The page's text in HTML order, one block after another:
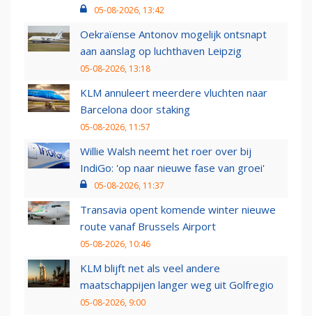
05-08-2026, 13:42
Oekraïense Antonov mogelijk ontsnapt
aan aanslag op luchthaven Leipzig
05-08-2026, 13:18
KLM annuleert meerdere vluchten naar
Barcelona door staking
05-08-2026, 11:57
Willie Walsh neemt het roer over bij
IndiGo: 'op naar nieuwe fase van groei'
05-08-2026, 11:37
Transavia opent komende winter nieuwe
route vanaf Brussels Airport
05-08-2026, 10:46
KLM blijft net als veel andere
maatschappijen langer weg uit Golfregio
05-08-2026, 9:00